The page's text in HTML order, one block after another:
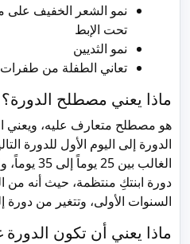
نمو الشعر الخفيف على
تحت الإبط
نمو الثديين
تعاني الطفلة من طفرات
ماذا يعني مصطلح الدورة؟
هو مصطلح متعارف عليه، ويعني
الدورة إلى اليوم الأول للدورة
الغالب بين
دورة ابنتكِ منتظمة، حيث أنه من
السنوات الأولى، وتتغير من
ماذا يعني أن تكون